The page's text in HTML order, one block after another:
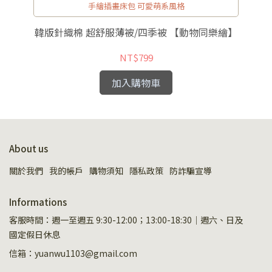
手繪插畫床包 可愛萌系風格
韓版針織棉 超舒服薄被/四季被 【動物同樂繪】
NT$799
加入購物車
About us
關於我們 我的帳戶 購物須知 隱私政策 防詐騙宣導
Informations
客服時間：週一至週五 9:30-12:00；13:00-18:30｜週六、日及
國定假日休息
信箱：yuanwu1103@gmail.com